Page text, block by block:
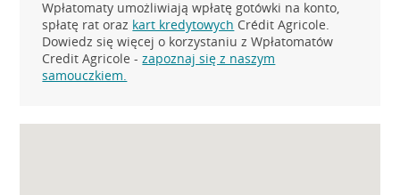
Wpłatomaty umożliwiają wpłatę gotówki na konto,
spłatę rat oraz kart kredytowych Crédit Agricole.
Dowiedz się więcej o korzystaniu z Wpłatomatów
Credit Agricole -zapoznaj się z naszym
samouczkiem.